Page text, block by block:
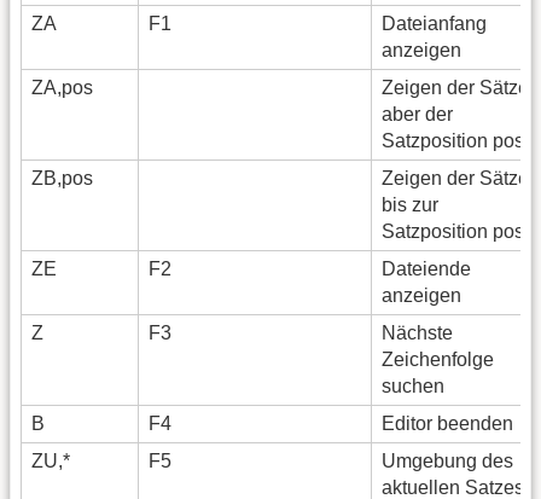
ZA
F1
Dateianfang
anzeigen
ZA,pos
Zeigen der Sätze
aber der
Satzposition pos
ZB,pos
Zeigen der Sätze
bis zur
Satzposition pos
ZE
F2
Dateiende
anzeigen
Z
F3
Nächste
Zeichenfolge
suchen
B
F4
Editor beenden
ZU,*
F5
Umgebung des
aktuellen Satzes